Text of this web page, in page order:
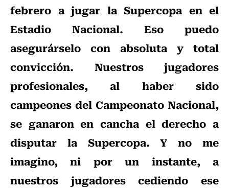
febrero a jugar la Supercopa en el
Estadio Nacional. Eso puedo
asegurárselo con absoluta y total
convicción. Nuestros jugadores
profesionales, al haber sido
campeones del Campeonato Nacional,
se ganaron en cancha el derecho a
disputar la Supercopa. Y no me
imagino, ni por un instante, a
nuestros jugadores cediendo ese